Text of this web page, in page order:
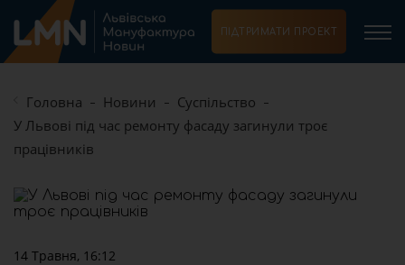
ПІДТРИМАТИ ПРОЕКТ
Головна Новини
Суспільство
У Львові під час ремонту фасаду загинули троє
працівників
14 Травня, 16:12